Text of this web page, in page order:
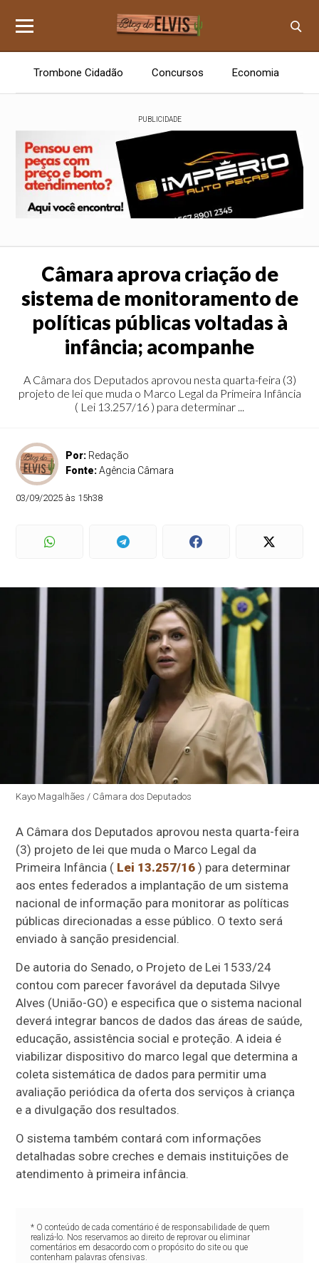
Trombone Cidadão Concursos Economia
PUBLICIDADE
Câmara aprova criação de
sistema de monitoramento de
políticas públicas voltadas à
infância; acompanhe
A Câmara dos Deputados aprovou nesta quarta-feira (3)
projeto de lei que muda o Marco Legal da Primeira Infância
( Lei 13.257/16 ) para determinar ...
Por: Redação
Fonte:Agência Câmara
03/09/2025 às 15h38
Kayo Magalhães / Câmara dos Deputados
A Câmara dos Deputados aprovou nesta quarta-feira
(3) projeto de lei que muda o Marco Legal da
Primeira Infância ( Lei 13.257/16 ) para determinar
aos entes federados a implantação de um sistema
nacional de informação para monitorar as políticas
públicas direcionadas a esse público. O texto será
enviado à sanção presidencial.
De autoria do Senado, o Projeto de Lei 1533/24
contou com parecer favorável da deputada Silvye
Alves (União-GO) e especifica que o sistema nacional
deverá integrar bancos de dados das áreas de saúde,
educação, assistência social e proteção. A ideia é
viabilizar dispositivo do marco legal que determina a
coleta sistemática de dados para permitir uma
avaliação periódica da oferta dos serviços à criança
e a divulgação dos resultados.
O sistema também contará com informações
detalhadas sobre creches e demais instituições de
atendimento à primeira infância.
* O conteúdo de cada comentário é de responsabilidade de quem
realizá-lo. Nos reservamos ao direito de reprovar ou eliminar
comentários em desacordo com o propósito do site ou que
contenham palavras ofensivas.